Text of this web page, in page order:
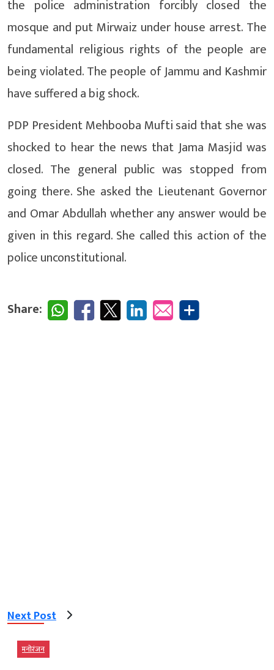
the police administration forcibly closed the
mosque and put Mirwaiz under house arrest. The
fundamental religious rights of the people are
being violated. The people of Jammu and Kashmir
have suffered a big shock.
PDP President Mehbooba Mufti said that she was
shocked to hear the news that Jama Masjid was
closed. The general public was stopped from
going there. She asked the Lieutenant Governor
and Omar Abdullah whether any answer would be
given in this regard. She called this action of the
police unconstitutional.
Share:
Next Post
मनोरंजन